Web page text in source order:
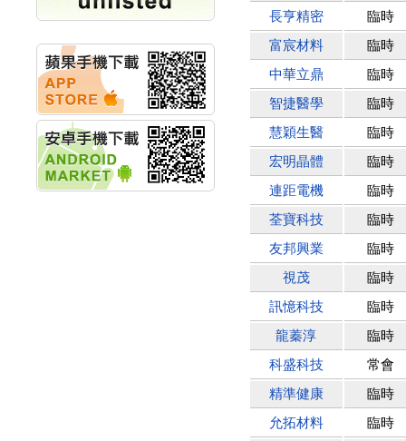
聯博投信:聯博00404A
從容擁抱台股主流
華旭先進:代重要子公司
碩通散熱股份有限公司
公告董事會通過發言人
及代理發
華旭先進:代重要子公司
碩通散熱股份有限公司
公告董事會決議發行員
工認股權
華旭先進:代重要子公司
長亨精密
臨時
富宸材料
臨時
中華立鼎
臨時
智捷醫學
臨時
慧穎生醫
臨時
宏明晶體
臨時
連距電機
臨時
荃寶科技
臨時
友邦興業
臨時
視茂
臨時
訊憶科技
臨時
龍蓁淳
臨時
科盛科技
常會
精準健康
臨時
允拓材料
臨時